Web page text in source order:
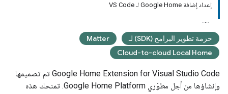
إعداد إضافة Google Home لـ VS Code
حزمة تطوير البرامج (SDK) لـ
Matter
Cloud-to-cloud Local Home
Google Home Extension for Visual Studio Code تم تصميمها
وإنشاؤها من أجل مطوّري Google Home Platform. تمنحك هذه